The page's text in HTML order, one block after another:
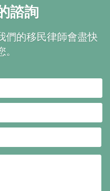
諮詢
們的移民律師會盡快